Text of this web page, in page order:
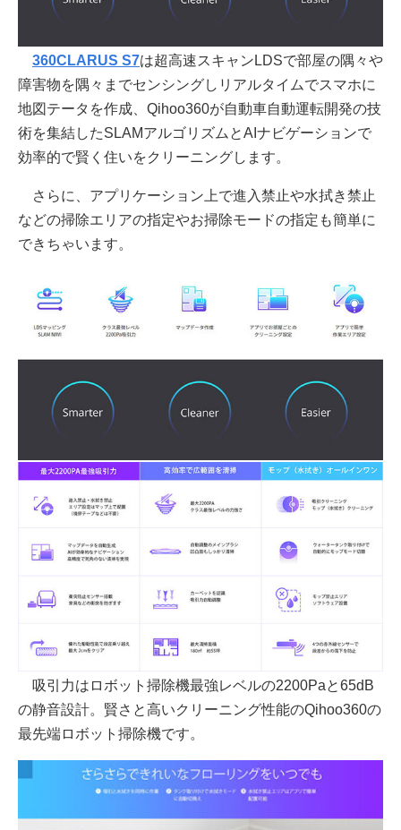
360CLARUS S7は超高速スキャンLDSで部屋の隅々や
障害物を隅々までセンシングしリアルタイムでスマホに
地図テータを作成、Qihoo360が自動車自動運転開発の技
術を集結したSLAMアルゴリズムとAIナビゲーションで
効率的で賢く住いをクリーニングします。
さらに、アプリケーション上で進入禁止や水拭き禁止
などの掃除エリアの指定やお掃除モードの指定も簡単に
できちゃいます。
吸引力はロボット掃除機最強レベルの2200Paと65dB
の静音設計。賢さと高いクリーニング性能のQihoo360の
最先端ロボット掃除機です。